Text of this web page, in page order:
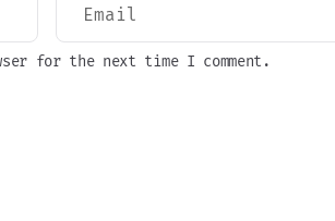
for the next time I comment.